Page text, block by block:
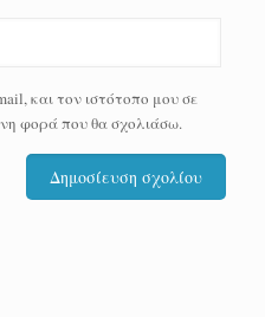
και τον ιστότοπο μου σε
φορά που θα σχολιάσω.